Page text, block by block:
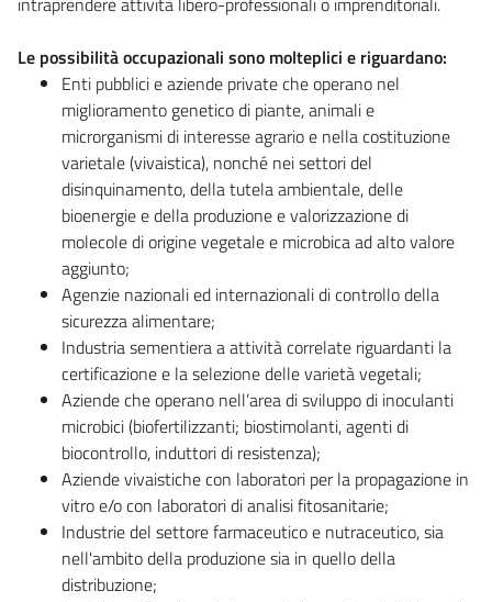
Le possibilità occupazionali sono molteplici e riguardano:
Enti pubblici e aziende private che operano nel
miglioramento genetico di piante, animali e
microrganismi di interesse agrario e nella costituzione
varietale (vivaistica), nonché nei settori del
disinquinamento, della tutela ambientale, delle
bioenergie e della produzione e valorizzazione di
molecole di origine vegetale e microbica ad alto valore
aggiunto;
Agenzie nazionali ed internazionali di controllo della
sicurezza alimentare;
Industria sementiera a attività correlate riguardanti la
certificazione e la selezione delle varietà vegetali;
Aziende che operano nell’area di sviluppo di inoculanti
microbici (biofertilizzanti; biostimolanti, agenti di
biocontrollo, induttori di resistenza);
Aziende vivaistiche con laboratori per la propagazione in
vitro e/o con laboratori di analisi fitosanitarie;
Industrie del settore farmaceutico e nutraceutico, sia
nell'ambito della produzione sia in quello della
distribuzione;